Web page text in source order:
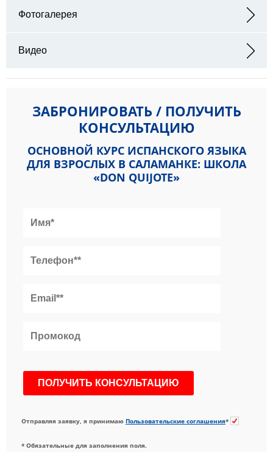
Фотогалерея
Видео
ЗАБРОНИРОВАТЬ / ПОЛУЧИТЬ
КОНСУЛЬТАЦИЮ
ОСНОВНОЙ КУРС ИСПАНСКОГО ЯЗЫКА
ДЛЯ ВЗРОСЛЫХ В САЛАМАНКЕ: ШКОЛА
«DON QUIJOTE»
Отправляя заявку, я принимаю Пользовательские соглашения*
* Обязательные для заполнения поля.